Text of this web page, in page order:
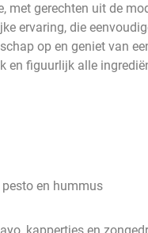
met gerechten uit de
ervaring, die
op en geniet van
en figuurlijk alle
en hummus